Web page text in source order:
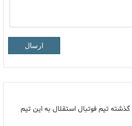
ارسال
تیم فوتبال استقلال به این تیم